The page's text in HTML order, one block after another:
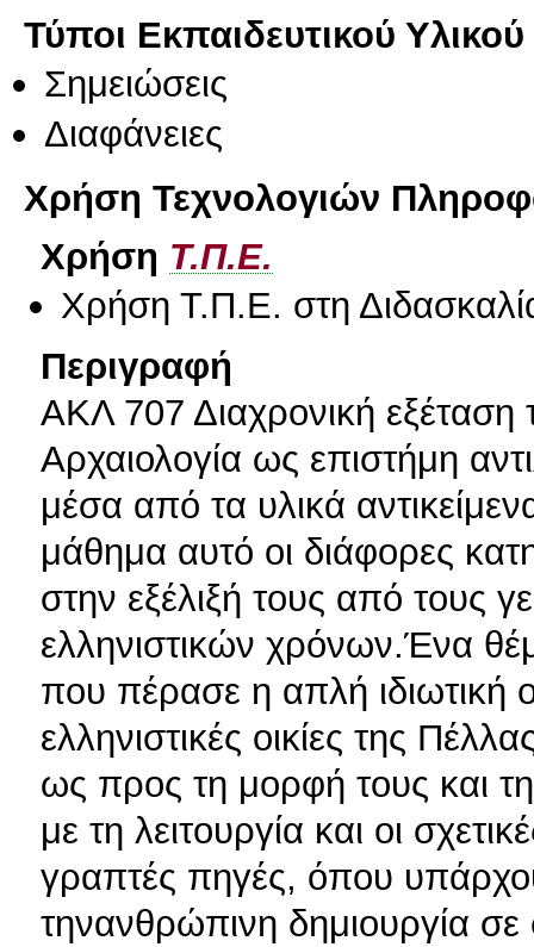
Τύποι Εκπαιδευτικού Υλικού
Σημειώσεις
Διαφάνειες
Χρήση Τεχνολογιών
Χρήση Τ.Π.Ε.
Χρήση Τ.Π.Ε. στη
Περιγραφή
ΑΚΛ 707 Διαχρονική
Αρχαιολογία ως επιστήμη
μέσα από τα υλικά
μάθημα αυτό οι διάφορες
στην εξέλιξή τους από τους
ελληνιστικών χρόνων.Ένα
που πέρασε η απλή ιδιωτική
ελληνιστικές οικίες της
ως προς τη μορφή τους και
με τη λειτουργία και οι
γραπτές πηγές, όπου
τηνανθρώπινη δημιουργία σε